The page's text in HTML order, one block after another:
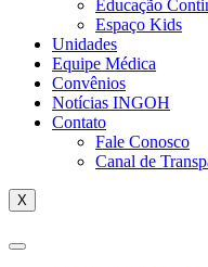
Educação
Espaço Kids
Unidades
Equipe Médica
Convênios
Notícias INGOH
Contato
Fale Conosco
Canal de
X